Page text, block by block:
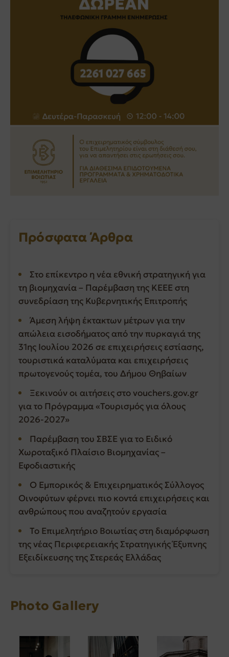
Πρόσφατα Άρθρα
Στο επίκεντρο η νέα εθνική στρατηγική για
τη βιομηχανία – Παρέμβαση της ΚΕΕΕ στη
συνεδρίαση της Κυβερνητικής Επιτροπής
Άμεση λήψη έκτακτων μέτρων για την
απώλεια εισοδήματος από την πυρκαγιά της
31ης Ιουλίου 2026 σε επιχειρήσεις εστίασης,
τουριστικά καταλύματα και επιχειρήσεις
πρωτογενούς τομέα, του Δήμου Θηβαίων
Ξεκινούν οι αιτήσεις στο vouchers.gov.gr
για το Πρόγραμμα «Τουρισμός για όλους
2026-2027»
Παρέμβαση του ΣΒΣΕ για το Ειδικό
Χωροταξικό Πλαίσιο Βιομηχανίας –
Εφοδιαστικής
Ο Εμπορικός & Επιχειρηματικός Σύλλογος
Οινοφύτων φέρνει πιο κοντά επιχειρήσεις και
ανθρώπους που αναζητούν εργασία
Το Επιμελητήριο Βοιωτίας στη διαμόρφωση
της νέας Περιφερειακής Στρατηγικής Έξυπνης
Εξειδίκευσης της Στερεάς Ελλάδας
Photo Gallery